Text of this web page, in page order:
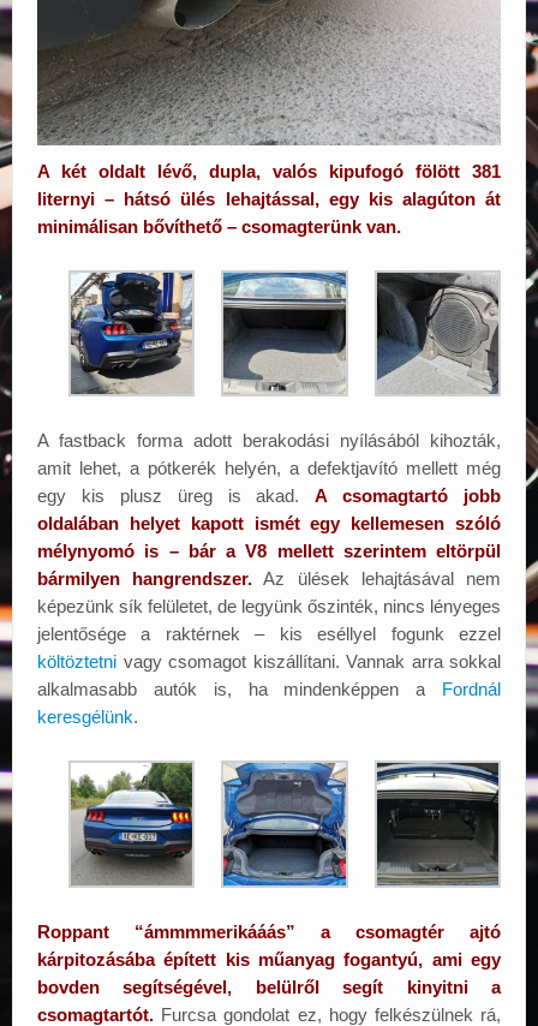
A két oldalt lévő, dupla, valós kipufogó fölött 381
liternyi – hátsó ülés lehajtással, egy kis alagúton át
minimálisan bővíthető – csomagterünk van.
A fastback forma adott berakodási nyílásából kihozták,
amit lehet, a pótkerék helyén, a defektjavító mellett még
egy kis plusz üreg is akad.A csomagtartó jobb
oldalában helyet kapott ismét egy kellemesen szóló
mélynyomó is – bár a V8 mellett szerintem eltörpül
bármilyen hangrendszer. Az ülések lehajtásával nem
képezünk sík felületet, de legyünk őszinték, nincs lényeges
jelentősége a raktérnek – kis eséllyel fogunk ezzel
költöztetni vagy csomagot kiszállítani. Vannak arra sokkal
alkalmasabb autók is, ha mindenképpen a Fordnál
keresgélünk.
Roppant “ámmmmerikááás” a csomagtér ajtó
kárpitozásába épített kis műanyag fogantyú, ami egy
bovden segítségével, belülről segít kinyitni a
csomagtartót. Furcsa gondolat ez, hogy felkészülnek rá,